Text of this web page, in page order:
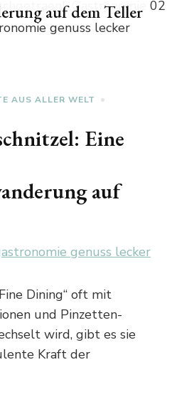
auf dem Teller
AUS ALLER WELT
Eine
auf
Dining“ oft mit
und Pinzetten-
wird, gibt es sie
Kraft der